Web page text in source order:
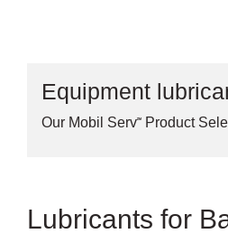
Equipment
Our Mobil Serv℠ Product
Lubricants for